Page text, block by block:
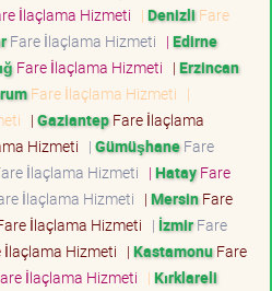
İlaçlama Hizmeti | Denizli Fare
Fare İlaçlama Hizmeti | Edirne
Fare İlaçlama Hizmeti | Erzincan
Fare İlaçlama Hizmeti |
| GaziantepFare İlaçlama
Hizmeti | GümüşhaneFare
İlaçlama Hizmeti | HatayFare
İlaçlama Hizmeti | MersinFare
İlaçlama Hizmeti | İzmirFare
Hizmeti | KastamonuFare
İlaçlama Hizmeti | Kırklareli